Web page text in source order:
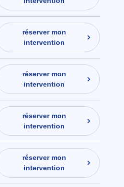
réserver mon
intervention
réserver mon
intervention
réserver mon
intervention
réserver mon
intervention